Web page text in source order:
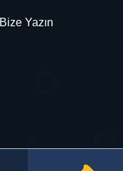
Bize Yazın